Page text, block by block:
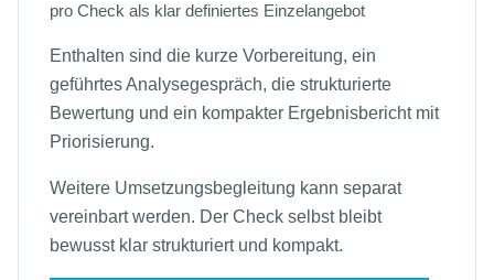
pro Check als klar definiertes Einzelangebot
Enthalten sind die kurze Vorbereitung, ein
geführtes Analysegespräch, die strukturierte
Bewertung und ein kompakter Ergebnisbericht mit
Priorisierung.
Weitere Umsetzungsbegleitung kann separat
vereinbart werden. Der Check selbst bleibt
bewusst klar strukturiert und kompakt.